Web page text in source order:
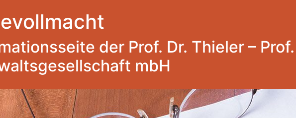
der Prof. Dr. Thieler –
mbH